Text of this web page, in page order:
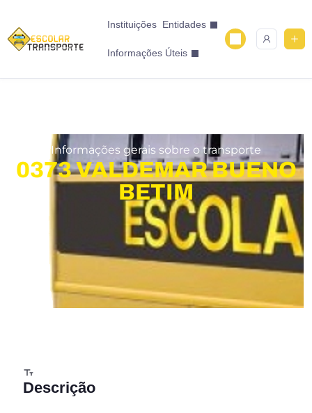
Instituições Entidades
Informações Úteis
Informações gerais sobre o transporte
0373 VALDEMAR BUENO
BETIM
Descrição